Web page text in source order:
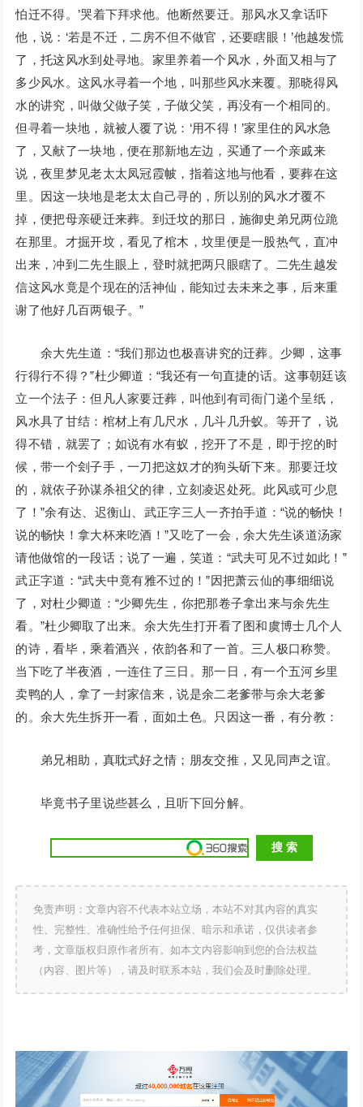
怕迁不得。’哭着下拜求他。他断然要迁。那风水又拿话吓
他，说：‘若是不迁，二房不但不做官，还要瞎眼！’他越发慌
了，托这风水到处寻地。家里养着一个风水，外面又相与了
多少风水。这风水寻着一个地，叫那些风水来覆。那晓得风
水的讲究，叫做父做子笑，子做父笑，再没有一个相同的。
但寻着一块地，就被人覆了说：‘用不得！’家里住的风水急
了，又献了一块地，便在那新地左边，买通了一个亲戚来
说，夜里梦见老太太凤冠霞帔，指着这地与他看，要葬在这
里。因这一块地是老太太自己寻的，所以别的风水才覆不
掉，便把母亲硬迁来葬。到迁坟的那日，施御史弟兄两位跪
在那里。才掘开坟，看见了棺木，坟里便是一股热气，直冲
出来，冲到二先生眼上，登时就把两只眼瞎了。二先生越发
信这风水竟是个现在的活神仙，能知过去未来之事，后来重
谢了他好几百两银子。”
余大先生道：“我们那边也极喜讲究的迁葬。少卿，这事
行得行不得？”杜少卿道：“我还有一句直捷的话。这事朝廷该
立一个法子：但凡人家要迁葬，叫他到有司衙门递个呈纸，
风水具了甘结：棺材上有几尺水，几斗几升蚁。等开了，说
得不错，就罢了；如说有水有蚁，挖开了不是，即于挖的时
候，带一个刽子手，一刀把这奴才的狗头斫下来。那要迁坟
的，就依子孙谋杀祖父的律，立刻凌迟处死。此风或可少息
了！”余有达、迟衡山、武正字三人一齐拍手道：“说的畅快！
说的畅快！拿大杯来吃酒！”又吃了一会，余大先生谈道汤家
请他做馆的一段话；说了一遍，笑道：“武夫可见不过如此！”
武正字道：“武夫中竟有雅不过的！”因把萧云仙的事细细说
了，对杜少卿道：“少卿先生，你把那卷子拿出来与余先生
看。”杜少卿取了出来。余大先生打开看了图和虞博士几个人
的诗，看毕，乘着酒兴，依韵各和了一首。三人极口称赞。
当下吃了半夜酒，一连住了三日。那一日，有一个五河乡里
卖鸭的人，拿了一封家信来，说是余二老爹带与余大老爹
的。余大先生拆开一看，面如土色。只因这一番，有分教：
弟兄相助，真耽式好之情；朋友交推，又见同声之谊。
毕竟书子里说些甚么，且听下回分解。
免责声明：文章内容不代表本站立场，本站不对其内容的真实
性、完整性、准确性给予任何担保、暗示和承诺，仅供读者参
考，文章版权归原作者所有。如本文内容影响到您的合法权益
（内容、图片等），请及时联系本站，我们会及时删除处理。